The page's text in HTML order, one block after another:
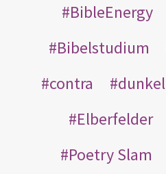
BibleEnergy
Bibelstudium
contra
dunkel
Elberfelder
Poetry Slam